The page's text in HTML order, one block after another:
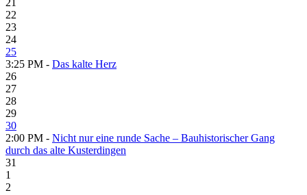
22
23
24
25
3:25 PM - Das kalte Herz
26
27
28
29
30
2:00 PM - Nicht nur eine runde Sache – Bauhistorischer Gang
durch das alte Kusterdingen
31
1
2